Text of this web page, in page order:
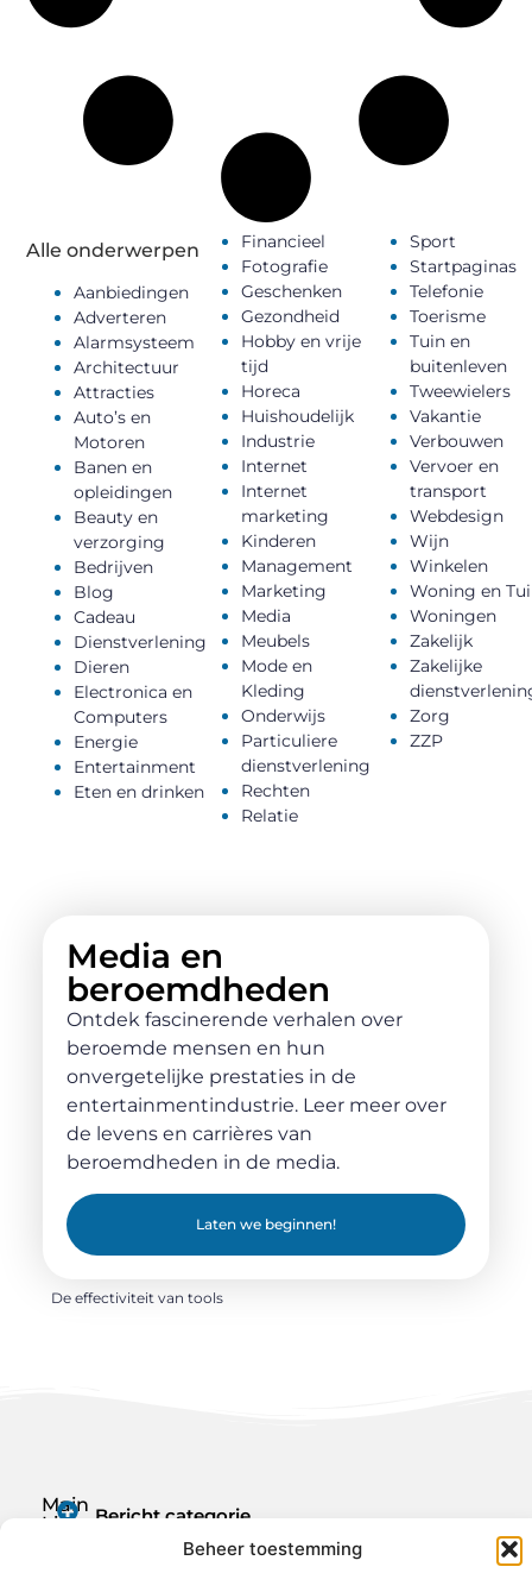
Beheer toestemming
Alle onderwerpen
Aanbiedingen
Adverteren
Alarmsysteem
Architectuur
Attracties
Auto’s en
Motoren
Banen en
opleidingen
Beauty en
verzorging
Bedrijven
Blog
Cadeau
Dienstverlening
Dieren
Electronica en
Computers
Energie
Entertainment
Eten en drinken
Financieel
Fotografie
Geschenken
Gezondheid
Hobby en vrije
tijd
Horeca
Huishoudelijk
Industrie
Internet
Internet
marketing
Kinderen
Management
Marketing
Media
Meubels
Mode en
Kleding
Onderwijs
Particuliere
dienstverlening
Rechten
Relatie
Sport
Startpaginas
Telefonie
Toerisme
Tuin en
buitenleven
Tweewielers
Vakantie
Verbouwen
Vervoer en
transport
Webdesign
Wijn
Winkelen
Woning en
Woningen
Zakelijk
Zakelijke
Zorg
ZZP
Media en
beroemdheden
Ontdek fascinerende verhalen over
beroemde mensen en hun
onvergetelijke prestaties in de
entertainmentindustrie. Leer meer over
de levens en carrières van
beroemdheden in de media.
Laten we beginnen!
De effectiviteit van tools
Main
Links
Bericht categorie